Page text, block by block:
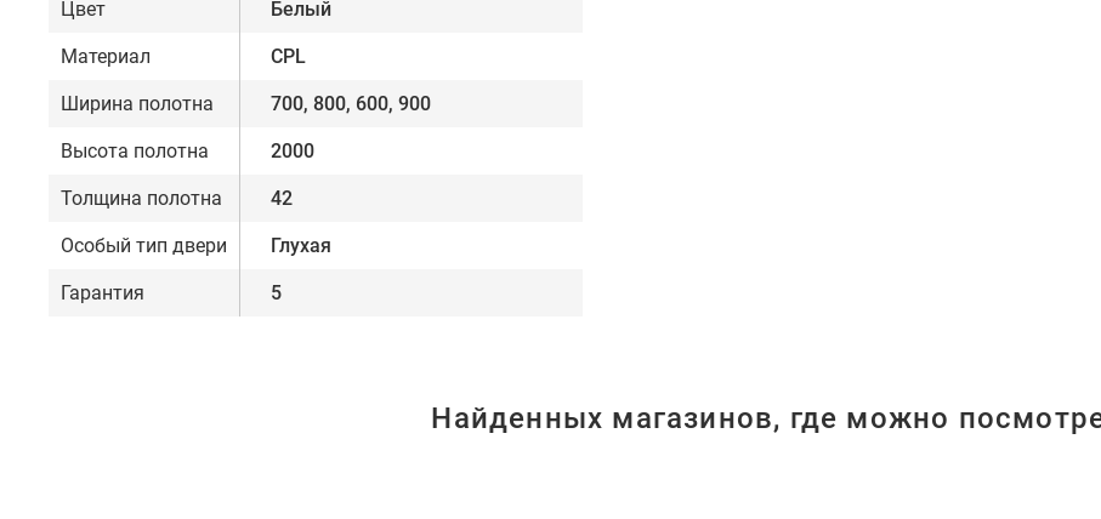
Цвет Белый
Материал CPL
Ширина полотна 700, 800, 600, 900
Высота полотна 2000
Толщина полотна 42
Особый тип двери Глухая
Гарантия 5
Найденных магазинов, где можно